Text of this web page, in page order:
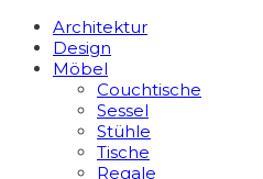
Architektur
Design
Möbel
Couchtische
Sessel
Stühle
Tische
Regale